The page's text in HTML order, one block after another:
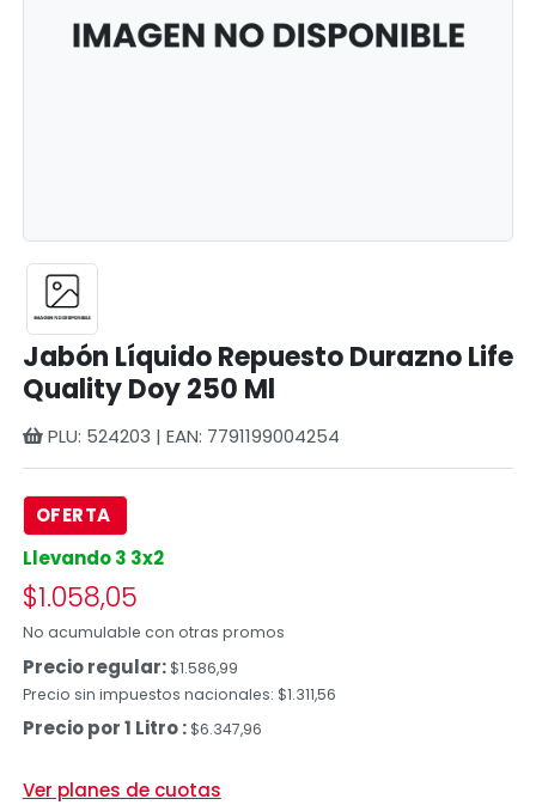
Jabón Líquido Repuesto Durazno Life
Quality Doy 250 Ml
PLU: 524203 | EAN: 7791199004254
OFERTA
Llevando 3 3x2
$1.058,05
No acumulable con otras promos
Precio regular:$1.586,99
Precio sin impuestos nacionales: $1.311,56
Precio por 1 Litro : $6.347,96
Ver planes de cuotas